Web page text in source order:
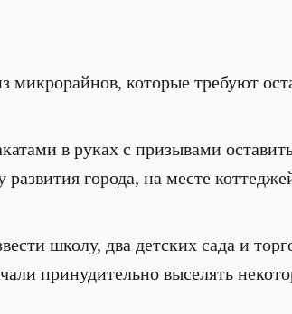
микрорайнов, которые требуют
в руках с призывами
города, на месте
школу, два детских сада и
принудительно выселять